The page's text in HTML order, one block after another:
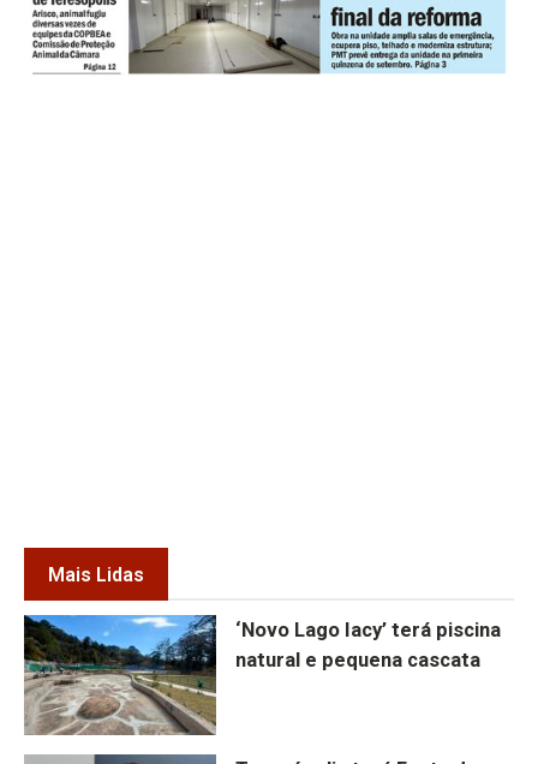
Mais Lidas
‘Novo Lago Iacy’ terá piscina
natural e pequena cascata